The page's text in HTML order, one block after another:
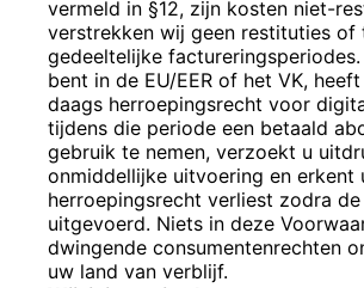
vermeld in §12, zijn kosten niet-
verstrekken wij geen restituties of
gedeeltelijke
bent in de EU/EER of het VK,
daags herroepingsrecht voor
tijdens die periode een betaald
gebruik te nemen, verzoekt u
onmiddellijke uitvoering en erkent
herroepingsrecht verliest zodra
uitgevoerd. Niets in deze
dwingende consumentenrechten
uw land van verblijf.